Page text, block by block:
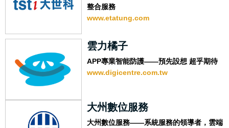
整合服務
www.etatung.com
雲力橘子
APP專業智能防護——預先設想 超乎期待
www.digicentre.com.tw
大州數位服務
大州數位服務——系統服務的領導者，雲端